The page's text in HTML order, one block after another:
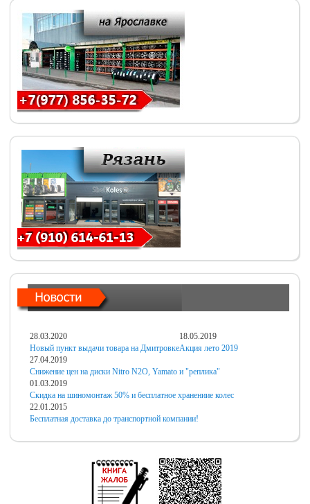
28.03.2020
Новый пункт выдачи товара на Дмитровке
18.05.2019
Акция лето 2019
27.04.2019
Снижение цен на диски Nitro N2O, Yamato и "реплика"
01.03.2019
Скидка на шиномонтаж 50% и бесплатное хранениие колес
22.01.2015
Бесплатная доставка до транспортной компании!